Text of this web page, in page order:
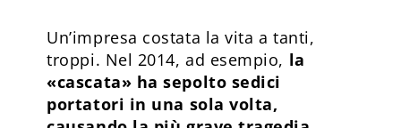
Un’impresa costata la vita a tanti,
troppi. Nel 2014, ad esempio, la
«cascata» ha sepolto sedici
portatori in una sola volta,